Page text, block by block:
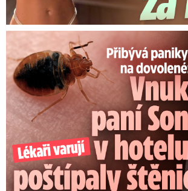
Panika na dovolené: Vnuka Soni v hotelu